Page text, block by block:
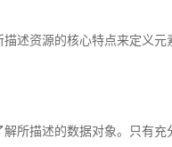
述资源的核心特点来定义元
所描述的数据对象。只有充